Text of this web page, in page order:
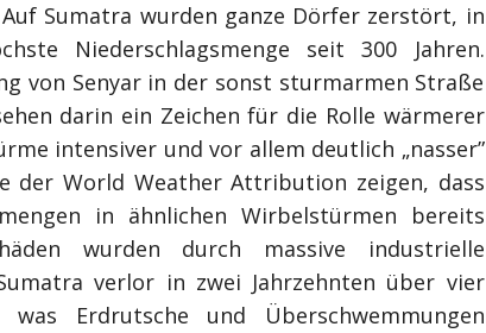
Sumatra wurden ganze Dörfer zerstört, in
Niederschlagsmenge seit 300 Jahren.
von Senyar in der sonst sturmarmen Straße
darin ein Zeichen für die Rolle wärmerer
intensiver und vor allem deutlich „nasser”
der World Weather Attribution zeigen, dass
in ähnlichen Wirbelstürmen bereits
wurden durch massive industrielle
verlor in zwei Jahrzehnten über vier
Erdrutsche und Überschwemmungen